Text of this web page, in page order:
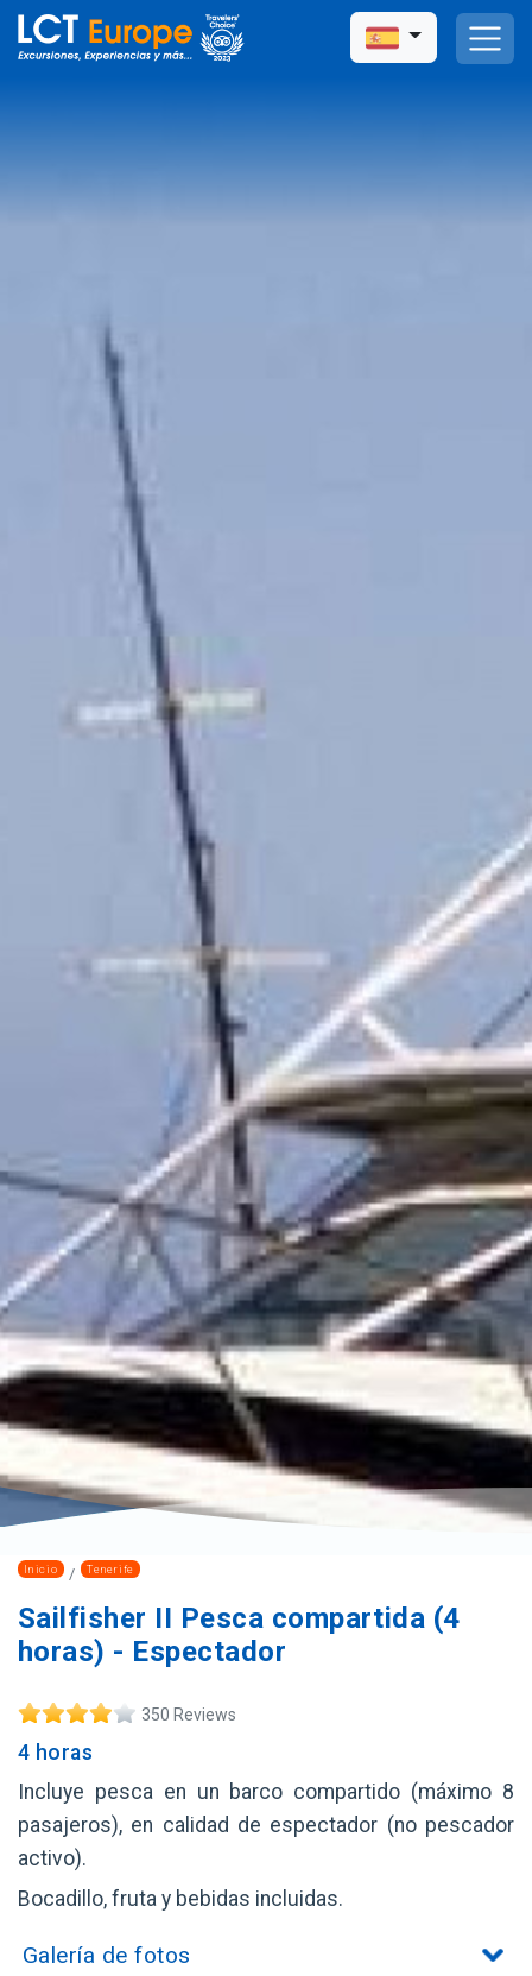
Inicio Tenerife
Sailfisher II Pesca compartida (4
horas) - Espectador
350 Reviews
4 horas
Incluye pesca en un barco compartido (máximo 8
pasajeros), en calidad de espectador (no pescador
activo).
Bocadillo, fruta y bebidas incluidas.
Galería de fotos